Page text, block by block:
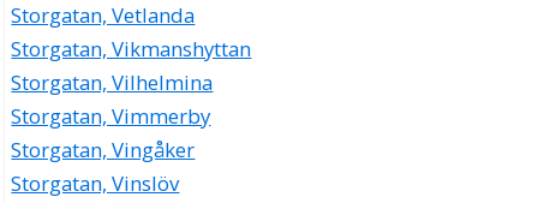
Storgatan, Vetlanda
Storgatan, Vikmanshyttan
Storgatan, Vilhelmina
Storgatan, Vimmerby
Storgatan, Vingåker
Storgatan, Vinslöv